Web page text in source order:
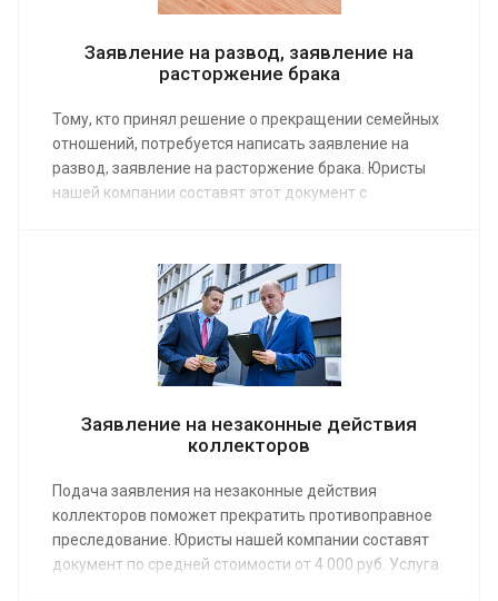
Заявление на развод, заявление на
расторжение брака
Тому, кто принял решение о прекращении семейных
отношений, потребуется написать заявление на
развод, заявление на расторжение брака. Юристы
нашей компании составят этот документ с
000 руб. Сделайте заказ или получите консультацию
в удобной для себя форме – онлайн или по
Заявление на незаконные действия
коллекторов
Подача заявления на незаконные действия
коллекторов поможет прекратить противоправное
преследование. Юристы нашей компании составят
документ по средней стоимости от 4 000 руб. Услуга